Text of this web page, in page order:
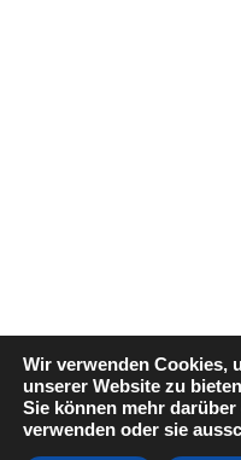
Wir verwenden Cookies,
unserer Website zu
Sie können mehr
verwenden oder sie